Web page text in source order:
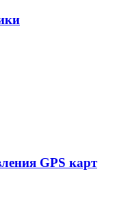
GPS карт